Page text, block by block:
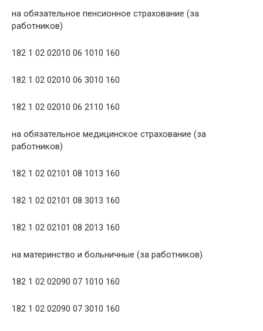
на обязательное пенсионное страхование (за
работников)
182 1 02 02010 06 1010 160
182 1 02 02010 06 3010 160
182 1 02 02010 06 2110 160
на обязательное медицинское страхование (за
работников)
182 1 02 02101 08 1013 160
182 1 02 02101 08 3013 160
182 1 02 02101 08 2013 160
на материнство и больничные (за работников)
182 1 02 02090 07 1010 160
182 1 02 02090 07 3010 160